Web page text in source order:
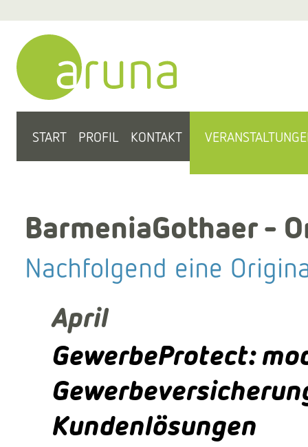
START PROFIL KONTAKT
BarmeniaGothaer -
Nachfolgend eine
April
GewerbeProtect:
Kundenlösungen